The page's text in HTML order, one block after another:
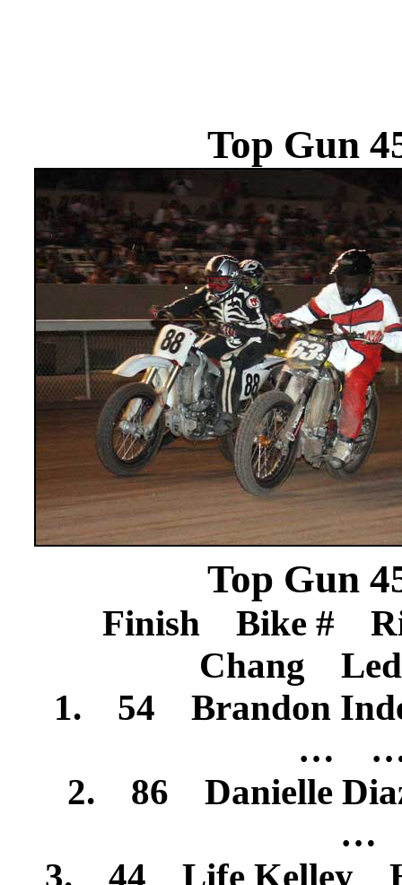
Top Gun
Top Gun
Finish Bike #
Chang
1. 54 Brandon
… …
2. 86 Danielle
…
3. 44 Life